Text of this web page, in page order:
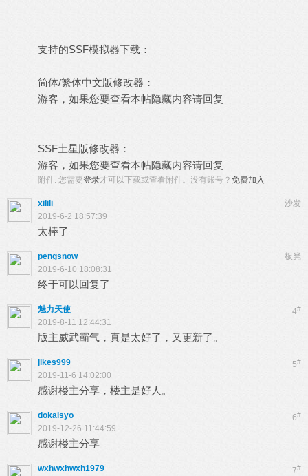
支持的SSF模拟器下载：
简体/繁体中文版修改器：
游客，如果您要查看本帖隐藏内容请回复
SSF土星版修改器：
游客，如果您要查看本帖隐藏内容请回复
附件: 您需要登录才可以下载或查看附件。没有账号？ 免费加入
沙发
xilili
2019-6-2 18:57:39
太棒了
板凳
pengsnow
2019-6-10 18:08:31
终于可以回复了
4#
魅力天使
2019-8-11 12:44:31
版主威武霸气，真是太好了，又更新了。
5#
jikes999
2019-11-6 14:02:00
感谢楼主分享，楼主是好人。
6#
dokaisyo
2019-12-26 11:44:59
感谢楼主分享
7#
wxhwxhwxh1979